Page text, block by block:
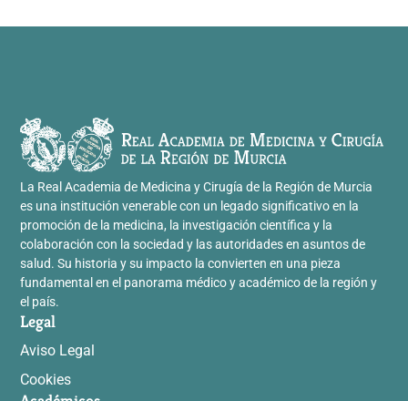
La Real Academia de Medicina y Cirugía de la Región de Murcia
es una institución venerable con un legado significativo en la
promoción de la medicina, la investigación científica y la
colaboración con la sociedad y las autoridades en asuntos de
salud. Su historia y su impacto la convierten en una pieza
fundamental en el panorama médico y académico de la región y
el país.
Legal
Aviso Legal
Cookies